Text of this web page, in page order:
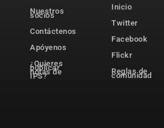
Nuestros
socios
Contáctenos
Apóyenos
¿Quieres
publicar
notas de
IPS?
Inicio
Twitter
Facebook
Flickr
Reglas de
comunidad